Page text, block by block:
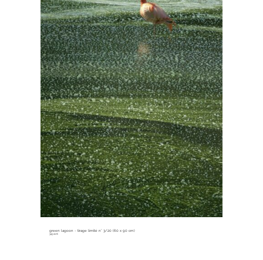
green lagoon ~ tirage limité n° 3/20 (60 x 90 cm)
345,00€